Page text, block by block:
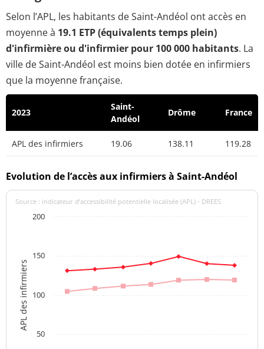
Selon l’APL, les habitants de Saint-Andéol ont accès en
moyenne à 19.1 ETP (équivalents temps plein)
d'infirmière ou d'infirmier pour 100 000 habitants. La
ville de Saint-Andéol est moins bien dotée en infirmiers
que la moyenne française.
2023
Saint-
Andéol
Drôme France
APL des infirmiers 19.06 138.11 119.28
Evolution de l’accès aux infirmiers à Saint-Andéol
APL des infirmiers
Source : indicateur d’accessibilité potentielle localisée (APL) - DREES
50
100
150
200